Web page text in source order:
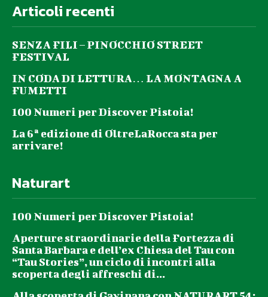
Articoli recenti
SENZA FILI – PINOCCHIO STREET
FESTIVAL
IN CODA DI LETTURA… LA MONTAGNA A
FUMETTI
100 Numeri per Discover Pistoia!
La 6ª edizione di OltreLaRocca sta per
arrivare!
Naturart
100 Numeri per Discover Pistoia!
Aperture straordinarie della Fortezza di
Santa Barbara e dell’ex Chiesa del Tau con
“Tau Stories”, un ciclo di incontri alla
scoperta degli affreschi di...